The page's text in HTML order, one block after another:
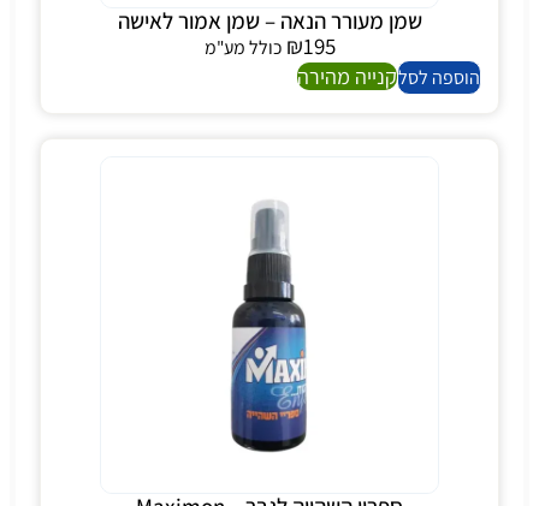
שמן מעורר הנאה – שמן אמור לאישה
₪195
כולל מע"מ
הוספה לסלקנייה מהירה